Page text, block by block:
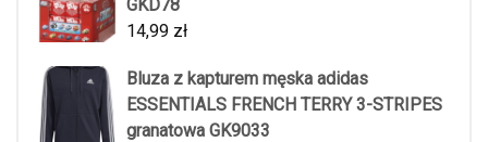
GKD78
14,99 zł
Bluza z kapturem męska adidas
ESSENTIALS FRENCH TERRY 3-STRIPES
granatowa GK9033